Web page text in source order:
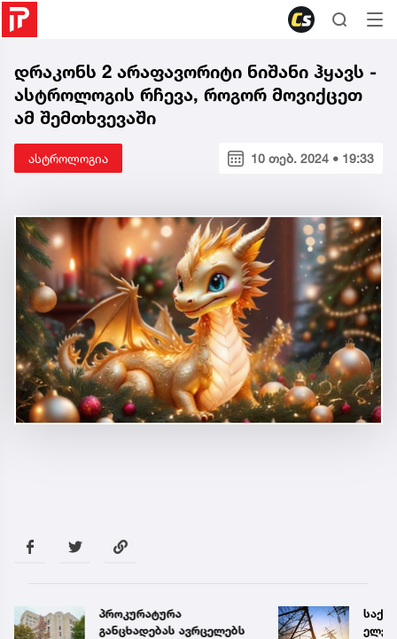
დრაკონს 2 არაფავორიტი ნიშანი ჰყავს -
ასტროლოგის რჩევა, როგორ მოვიქცეთ
ამ შემთხვევაში
ასტროლოგია 10 თებ. 2024 • 19:33
საქართველოს
ელექტროსისტემა